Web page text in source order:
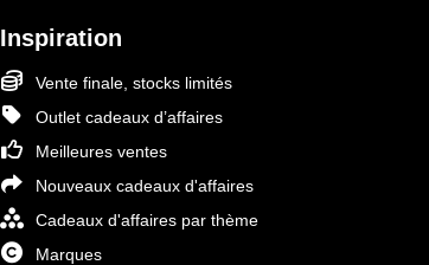
Inspiration
Vente finale, stocks limités
Outlet cadeaux d’affaires
Meilleures ventes
Nouveaux cadeaux d'affaires
Cadeaux d'affaires par thème
Marques